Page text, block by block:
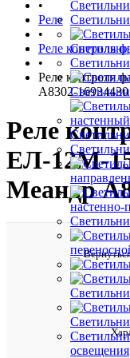
настенно-
освещения
•
Реле
•
Реле контроля
•
Реле контроля
A8302-16934430
Реле
ЕЛ-12М-
Меандр